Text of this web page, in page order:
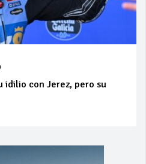
idilio con Jerez, pero su